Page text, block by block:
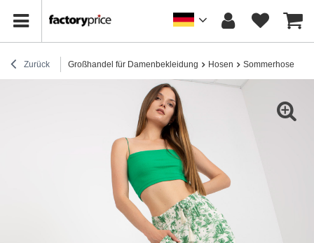
Zurück Großhandel für Damenbekleidung Hosen Sommerhosen